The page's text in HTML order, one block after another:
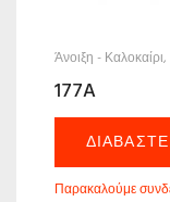
Άνοιξη - Καλοκαίρι
177A
Παρακαλούμε